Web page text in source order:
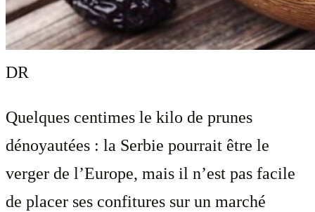
DR
Quelques centimes le kilo de prunes
dénoyautées : la Serbie pourrait être le
verger de l’Europe, mais il n’est pas facile
de placer ses confitures sur un marché